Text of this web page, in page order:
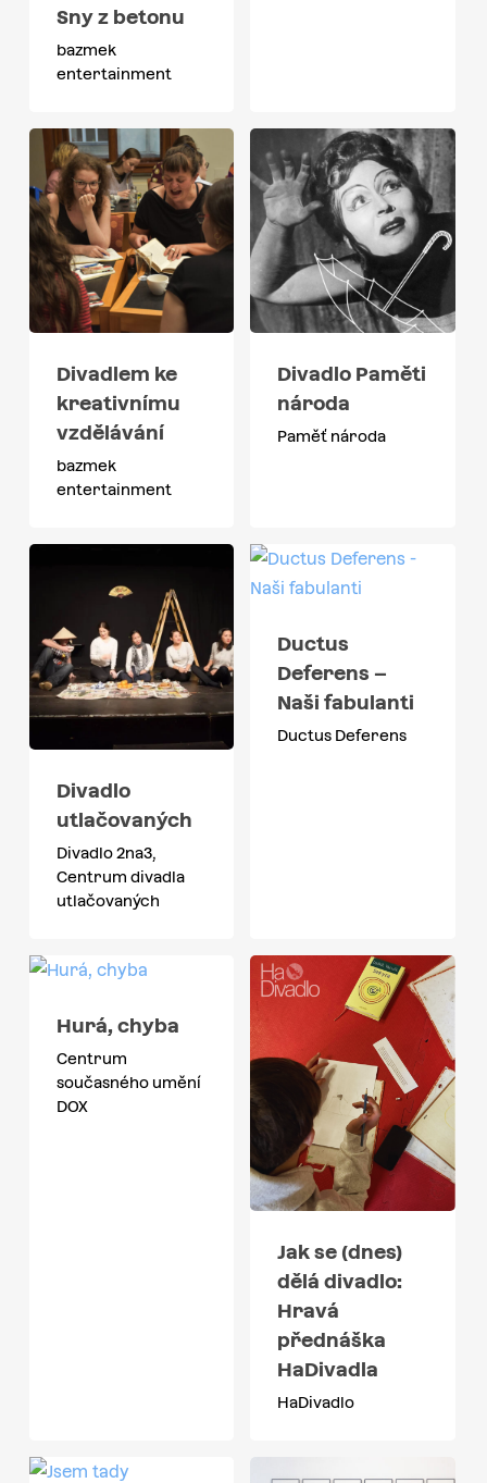
Sny z betonu
bazmek
entertainment
Divadlem ke
kreativnímu
vzdělávání
bazmek
entertainment
Divadlo Paměti
národa
Paměť národa
Divadlo
utlačovaných
Divadlo 2na3,
Centrum divadla
utlačovaných
Ductus
Deferens –
Naši fabulanti
Ductus Deferens
Hurá, chyba
Centrum
současného umění
DOX
Jak se (dnes)
dělá divadlo:
Hravá
přednáška
HaDivadla
HaDivadlo